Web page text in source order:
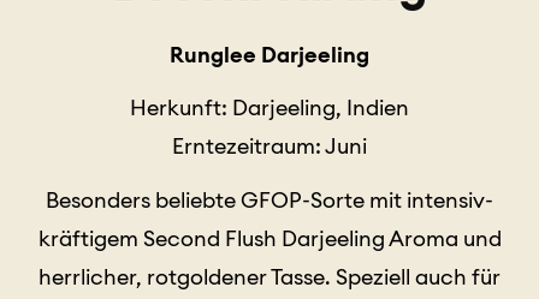
Runglee Darjeeling
Herkunft: Darjeeling, Indien
Erntezeitraum: Juni
Besonders beliebte GFOP-Sorte mit intensiv-
kräftigem Second Flush Darjeeling Aroma und
herrlicher, rotgoldener Tasse. Speziell auch für